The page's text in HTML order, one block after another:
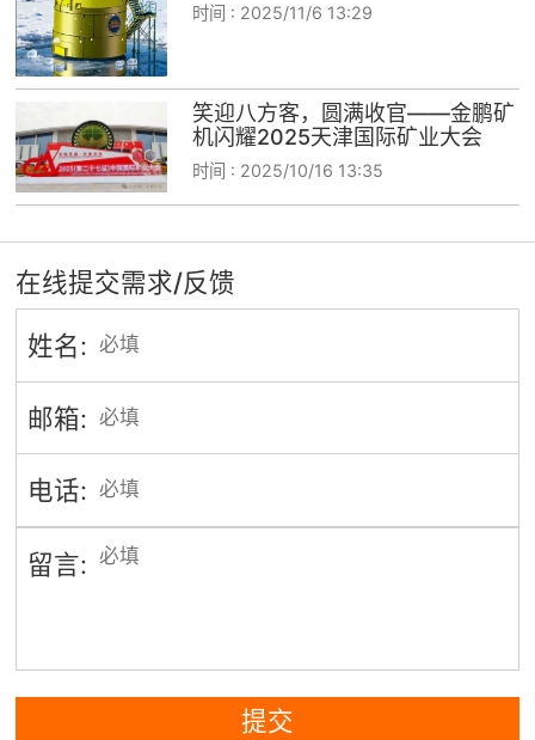
时间 : 2025/11/6 13:29
笑迎八方客，圆满收官——金鹏矿
机闪耀2025天津国际矿业大会
时间 : 2025/10/16 13:35
在线提交需求/反馈
姓名:
邮箱:
电话:
留言:
提交